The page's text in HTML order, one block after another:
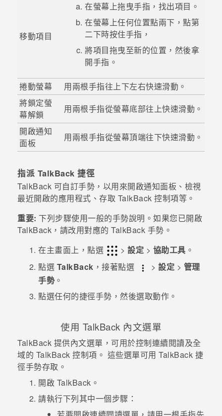
移動項目
在螢幕上拖曳手指，找出項目。
在螢幕上任何位置點兩下，點第
二下時按住手指，
將項目拖曳至新的位置，然後拿
開手指。
捲動螢幕
用兩根手指往上下左右快速滑動。
將鎖定螢
幕解鎖
用兩根手指從螢幕底部往上快速滑動。
開啟通知
面板
用兩根手指從螢幕頂端往下快速滑動。
指派 TalkBack 捷徑
TalkBack 可自訂手勢，以用來開啟通知面板、檢視
最近開啟的應用程式、存取 TalkBack 控制項等。
重要: 下列步驟使用一般的手勢說明。如果您已開啟
TalkBack ，請改用對應的 TalkBack 手勢。
在主畫面上，點選 > 設定 > 協助工具 。
點選 TalkBack ，接著點選 > 設定 > 管理
手勢。
點選任何的捷徑手勢，然後選取動作。
使用 TalkBack 內文選單
TalkBack 提供內文選單，可用於控制連續閱讀及全
域的 TalkBack 控制項。 這些選單可用 TalkBack 捷
徑手勢存取。
開啟 TalkBack 。
請執行下列其中一個步驟：